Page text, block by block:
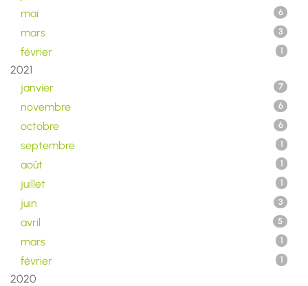
mai
6
mars 3
février 1
2021
janvier
7
novembre 6
octobre 6
septembre 1
août 1
juillet 1
juin 3
avril 5
mars 1
février 1
2020